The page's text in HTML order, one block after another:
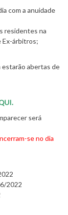
com a anuidade
residentes na
Ex-árbitros;
estarão abertas de
será
se no dia
2022